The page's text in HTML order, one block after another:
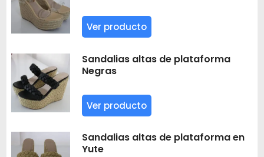
Ver producto
Sandalias altas de plataforma
Negras
Ver producto
Sandalias altas de plataforma en
Yute